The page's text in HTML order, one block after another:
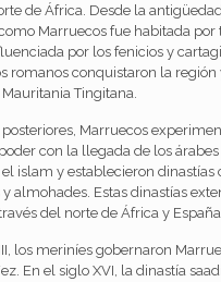
de África. Desde la
Marruecos fue habitada por
por los fenicios y
romanos conquistaron la
Tingitana.
posteriores, Marruecos
con la llegada de los
islam y establecieron dinastías
almohades. Estas dinastías
del norte de África y
los meriníes gobernaron
En el siglo XVI, la dinastía